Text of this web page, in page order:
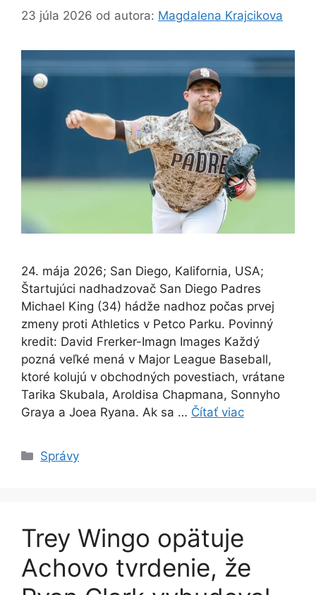
23 júla 2026 od autora: Magdalena Krajcikova
24. mája 2026; San Diego, Kalifornia, USA;
Štartujúci nadhadzovač San Diego Padres
Michael King (34) hádže nadhoz počas prvej
zmeny proti Athletics v Petco Parku. Povinný
kredit: David Frerker-Imagn Images Každý
pozná veľké mená v Major League Baseball,
ktoré kolujú v obchodných povestiach, vrátane
Tarika Skubala, Aroldisa Chapmana, Sonnyho
Graya a Joea Ryana. Ak sa … Čítať viac
Kategórie
Správy
Trey Wingo opätuje
Achovo tvrdenie, že